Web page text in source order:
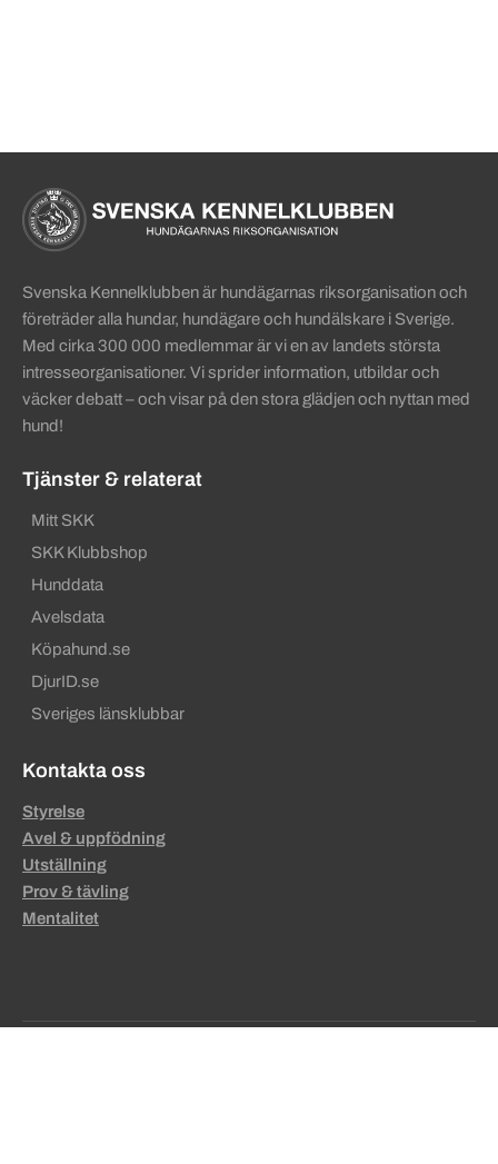
Sidinformation och
Köpa hund startsida
Svenska Kennelklubben är hundägarnas riksorganisation och
företräder alla hundar, hundägare och hundälskare i Sverige.
Med cirka 300 000 medlemmar är vi en av landets största
intresseorganisationer. Vi sprider information, utbildar och
väcker debatt – och visar på den stora glädjen och nyttan med
hund!
Tjänster & relaterat
Mitt SKK
SKK Klubbshop
Hunddata
Avelsdata
Köpahund.se
DjurID.se
Sveriges länsklubbar
Kontakta oss
Styrelse
Avel & uppfödning
Utställning
Prov & tävling
Mentalitet